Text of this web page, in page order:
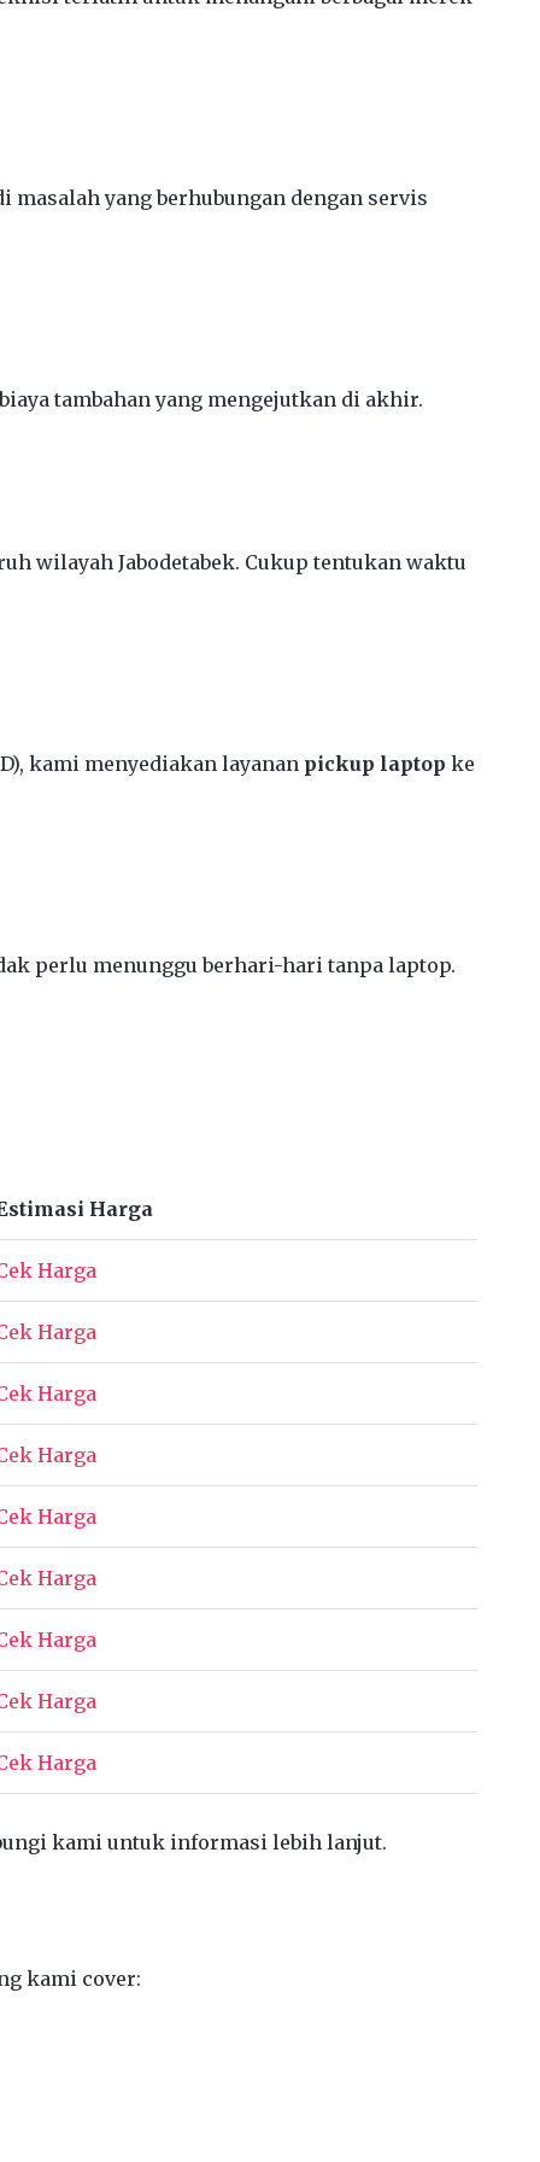
yang berhubungan dengan servis
tambahan yang mengejutkan di akhir.
wilayah Jabodetabek. Cukup tentukan waktu
kami menyediakan layanan pickup laptop ke
perlu menunggu berhari-hari tanpa laptop.
Harga
Harga
Harga
Harga
Harga
Harga
Harga
Harga
Harga
Harga
kami untuk informasi lebih lanjut.
kami cover: